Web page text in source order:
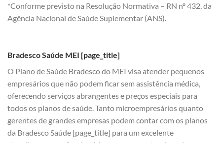
*Conforme previsto na Resolução Normativa – RN nº 432, da
Agência Nacional de Saúde Suplementar (ANS).
Bradesco Saúde MEI [page_title]
O Plano de Saúde Bradesco do MEI visa atender pequenos
empresários que não podem ficar sem assistência médica,
oferecendo serviços abrangentes e preços especiais para
todos os planos de saúde. Tanto microempresários quanto
gerentes de grandes empresas podem contar com os planos
da Bradesco Saúde [page_title] para um excelente